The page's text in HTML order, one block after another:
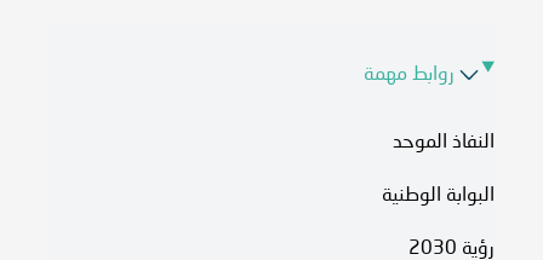
روابط مهمة
النفاذ الموحد
البوابة الوطنية
رؤية 2030